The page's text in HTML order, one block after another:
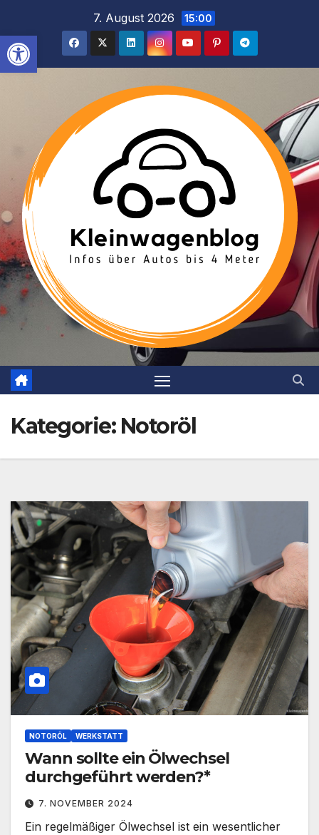
Werkzeugleiste öffnen
springen
7. August 2026 15:00
Kategorie: Notoröl
NOTORÖL WERKSTATT
Wann sollte ein Ölwechsel
durchgeführt werden?*
7. NOVEMBER 2024
Ein regelmäßiger Ölwechsel ist ein wesentlicher